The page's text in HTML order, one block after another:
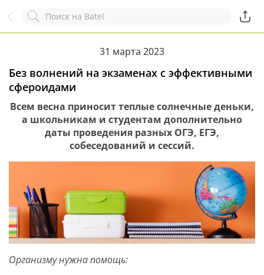
Назад
ОСТАВИТЬ ЗАЯВКУ
31 марта 2023
Без волнений на экзаменах с эффективными
сфероидами
Всем весна приносит теплые солнечные деньки,
а школьникам и студентам дополнительно
даты проведения разных ОГЭ, ЕГЭ,
собеседований и сессий.
Организму нужна помощь:
Появился вопрос?Заполните эту форму!
+7